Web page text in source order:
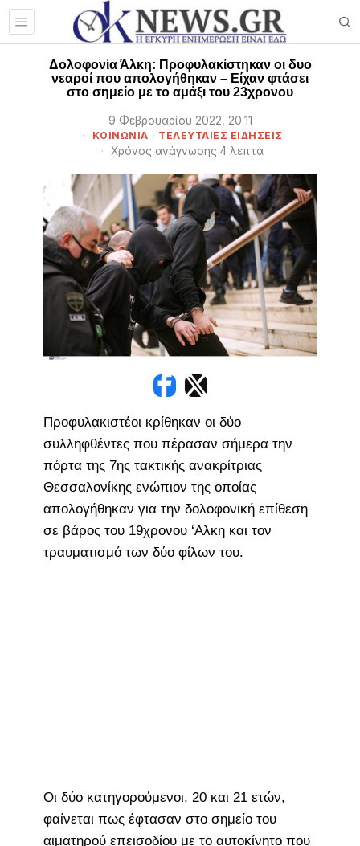
Δολοφονία Άλκη: Προφυλακίστηκαν οι δυο
νεαροί που απολογήθηκαν – Είχαν φτάσει
στο σημείο με το αμάξι του 23χρονου
9 Φεβρουαρίου 2022, 20:11
ΚΟΙΝΩΝΙΑ · ΤΕΛΕΥΤΑΙΕΣ ΕΙΔΗΣΕΙΣ
Χρόνος ανάγνωσης 4 λεπτά
Προφυλακιστέοι κρίθηκαν οι δύο
συλληφθέντες που πέρασαν σήμερα την
πόρτα της 7ης τακτικής ανακρίτριας
Θεσσαλονίκης ενώπιον της οποίας
απολογήθηκαν για την δολοφονική επίθεση
σε βάρος του 19χρονου ‘Αλκη και τον
τραυματισμό των δύο φίλων του.
Οι δύο κατηγορούμενοι, 20 και 21 ετών,
φαίνεται πως έφτασαν στο σημείο του
αιματηρού επεισοδίου με το αυτοκίνητο που